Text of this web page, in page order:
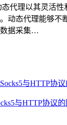
代理以其灵活性
动态代理能够不
据采集…
与HTTP协议的